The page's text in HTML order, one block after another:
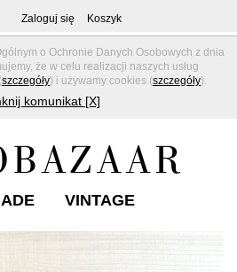
o Ochronie Danych Osobowych z dnia
że w celu realizacji naszych usług
szczegóły) i używamy cookies (szczegóły).
komunikat [X]
Zaloguj się Koszyk
VINTAGE